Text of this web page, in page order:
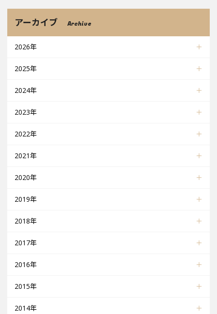
アーカイブ Archive
2026年
2025年
2024年
2023年
2022年
2021年
2020年
2019年
2018年
2017年
2016年
2015年
2014年